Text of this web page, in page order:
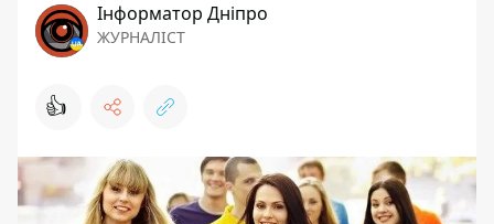
Інформатор Дніпро
ЖУРНАЛІСТ
👍